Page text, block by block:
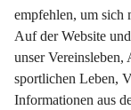
empfehlen, um sich
Auf der Website
unser Vereinsleben,
sportlichen Leben,
Informationen aus